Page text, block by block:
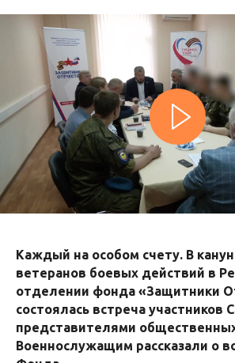
Каждый на особом счету. В
ветеранов боевых действий в
отделении фонда «Защитники
состоялась встреча участников
представителями
Военнослужащим рассказали о